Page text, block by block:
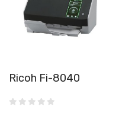
Ricoh Fi-8040